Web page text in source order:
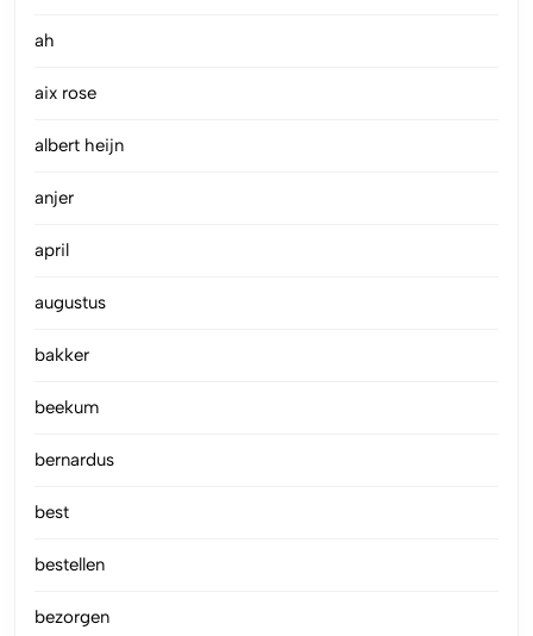
ah
aix rose
albert heijn
anjer
april
augustus
bakker
beekum
bernardus
best
bestellen
bezorgen